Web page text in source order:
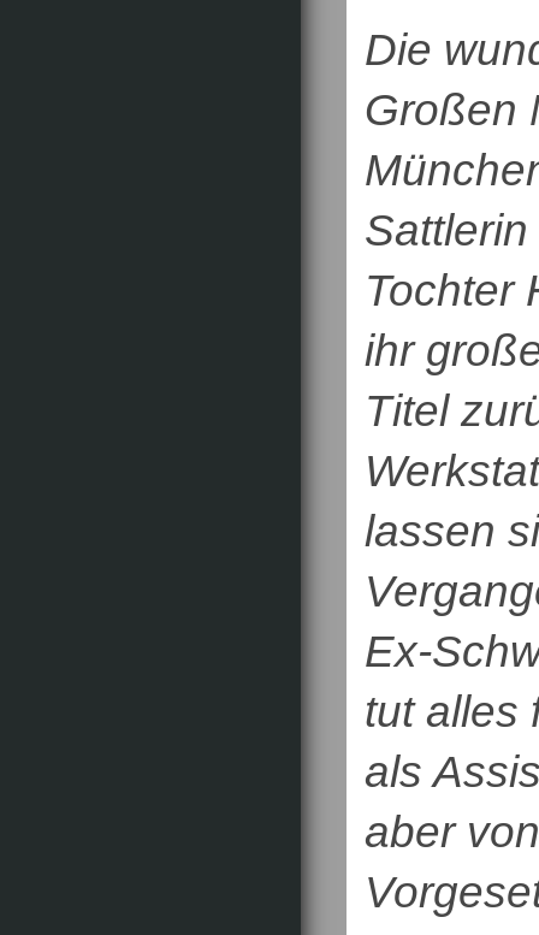
Die
Großen
Tochter
ihr
Titel
lassen
Ex-
tut alles
als
aber